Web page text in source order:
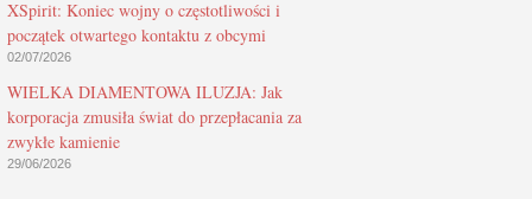
XSpirit: Koniec wojny o częstotliwości i
początek otwartego kontaktu z obcymi
02/07/2026
WIELKA DIAMENTOWA ILUZJA: Jak
korporacja zmusiła świat do przepłacania za
zwykłe kamienie
29/06/2026